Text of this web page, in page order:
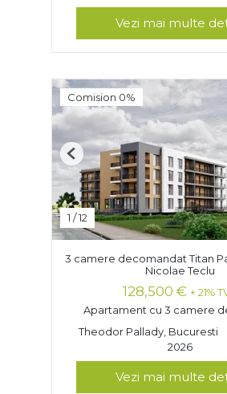
Vezi mai multe
Comision 0%
1 /12
Previous
3 camere decomandat Titan
Nicolae Teclu
128,500 € + 21%
Apartament cu 3 camere
Theodor Pallady, Bucuresti
2026
Vezi mai multe